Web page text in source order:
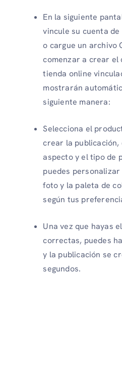
En la siguiente
vincule su cuenta
o cargue un archivo
comenzar a crear el
tienda online
mostrarán
siguiente manera:
Selecciona el
crear la publicación,
aspecto y el tipo de
puedes
foto y la paleta de
según tus
Una vez que hayas
correctas, puedes
y la publicación se
segundos.